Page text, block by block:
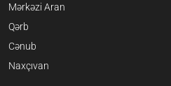
Mərkəzi Aran
Qərb
Cənub
Naxçıvan